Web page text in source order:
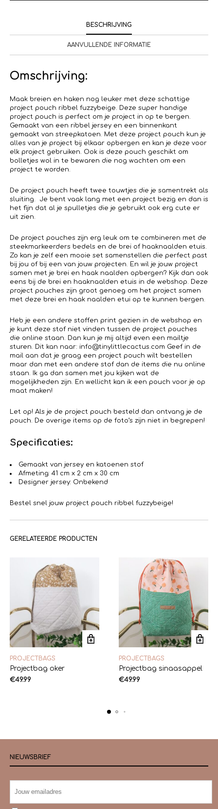
BESCHRIJVING
AANVULLENDE INFORMATIE
Omschrijving:
Maak breien en haken nog leuker met deze schattige
project pouch ribbel fuzzybeige. Deze super handige
project pouch is perfect om je project in op te bergen.
Gemaakt van een ribbel jersey en een binnenkant
gemaakt van streepkatoen. Met deze project pouch kun je
alles van je project bij elkaar opbergen en kan je deze voor
elk project gebruiken. Ook is deze pouch geschikt om
bolletjes wol in te bewaren die nog wachten om een
project te worden.
De project pouch heeft twee touwtjes die je samentrekt als
sluiting. Je bent vaak lang met een project bezig en dan is
het fijn dat al je spulletjes die je gebruikt ook erg cute er
uit zien.
De project pouches zijn erg leuk om te combineren met de
steekmarkeerders bedels en de brei of haaknaalden etuis.
Zo kan je zelf een mooie set samenstellen die perfect past
bij jou of bij een van jouw projecten. En wil je jouw project
samen met je brei en haak naalden opbergen? Kijk dan ook
eens bij de brei en haaknaalden etuis in de webshop. Deze
project pouches zijn groot genoeg om het project samen
met deze brei en haak naalden etui op te kunnen bergen.
Heb je een andere stoffen print gezien in de webshop en
je kunt deze stof niet vinden tussen de project pouches
die online staan. Dan kun je mij altijd even een mailtje
sturen. Dit kan naar: info@tinylittlecactus.com Geef in de
mail aan dat je graag een project pouch wilt bestellen
maar dan met een andere stof dan de items die nu online
staan. Ik ga dan samen met jou kijken wat de
mogelijkheden zijn. En wellicht kan ik een pouch voor je op
maat maken!
Let op! Als je de project pouch besteld dan ontvang je de
pouch. De overige items op de foto’s zijn niet in begrepen!
Specificaties:
Gemaakt van jersey en katoenen stof
Afmeting: 41 cm x 2 cm x 30 cm
Designer jersey: Onbekend
Bestel snel jouw project pouch ribbel fuzzybeige!
GERELATEERDE PRODUCTEN
PROJECTBAGS
Projectbag oker
€49.99
PROJECTBAGS
Projectbag sinaasappel
€49.99
NIEUWSBRIEF